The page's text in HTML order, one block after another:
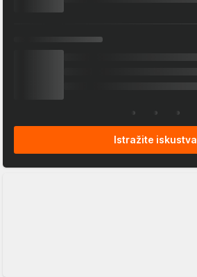
Istražite iskustva